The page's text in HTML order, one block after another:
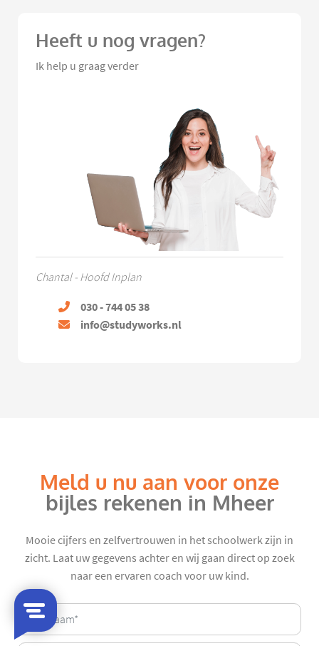
Heeft u nog vragen?
Ik help u graag verder
Chantal - Hoofd Inplan
030 - 744 05 38
info@studyworks.nl
Meld u nu aan voor onze
bijles rekenen in Mheer
Mooie cijfers en zelfvertrouwen in het schoolwerk zijn in
zicht. Laat uw gegevens achter en wij gaan direct op zoek
naar een ervaren coach voor uw kind.